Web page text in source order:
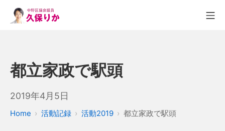
都立家政で駅頭
2019年4月5日
Home 活動記録 活動2019 都立家政で駅頭